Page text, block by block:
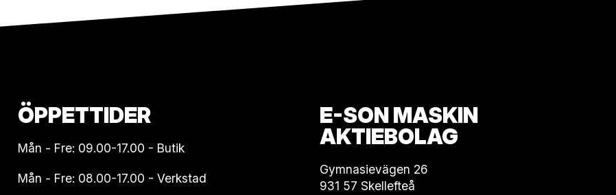
ÖPPETTIDER
Mån - Fre: 09.00-17.00 - Butik
Mån - Fre: 08.00-17.00 - Verkstad
E-SON MASKIN
AKTIEBOLAG
Gymnasievägen 26
931 57 Skellefteå